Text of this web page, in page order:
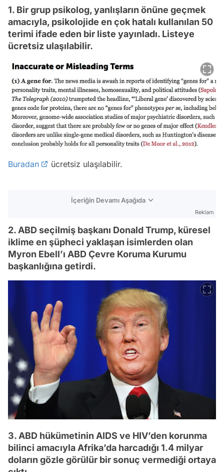
1. Bir grup psikolog, yanlışların önüne geçmek
amacıyla, psikolojide en çok hatalı kullanılan 50
terimi ifade eden bir liste yayınladı. Listeye
ücretsiz ulaşılabilir.
Buradan ücretsiz ulaşılabilir.
İçeriğin Devamı Aşağıda
Reklam
2. ABD seçilmiş başkanı Donald Trump, küresel
iklime en şüpheci yaklaşan isimlerden olan
Myron Ebell’ı ABD Çevre Koruma Kurumu
başkanlığına getirdi.
3. ABD hükümetinin AIDS ve HIV’den korunma
bilinci amacıyla Afrika’da harcadığı 1.4 milyar
doların gözle görülür bir sonuç vermediği ortaya